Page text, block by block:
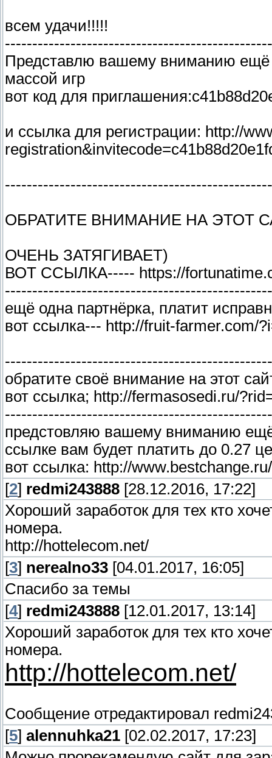
всем удачи!!!!!
Представлю вашему вниманию ещё
массой игр
вот код для
и ссылка для регистрации: http://
ОБРАТИТЕ ВНИМАНИЕ НА ЭТОТ
ОЧЕНЬ ЗАТЯГИВАЕТ)
ВОТ ССЫЛКА----- https://
ещё одна партнёрка, платит
вот ссылка--- http://fruit-farmer.com/
обратите своё внимание на этот
вот ссылка; http://fermasosedi.ru/
предстовляю вашему вниманию
ссылке вам будет платить до 0.27
вот ссылка: http://
[2] redmi243888 [28.12.2016, 17:22]
Хороший заработок для тех кто
номера.
http://hottelecom.net/
[3] nerealno33 [04.01.2017, 16:05]
Спасибо за темы
[4] redmi243888 [12.01.2017, 13:14]
Хороший заработок для тех кто
номера.
http://hottelecom.net/
Сообщение отредактировал
[5] alennuhka21 [02.02.2017, 17:23]